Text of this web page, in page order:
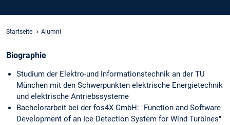
Startseite Alumni
Biographie
Studium der Elektro-und Informationstechnik an der TU
München mit den Schwerpunkten elektrische Energietechnik
und elektrische Antriebssysteme
Bachelorarbeit bei der fos4X GmbH: "Function and Software
Development of an Ice Detection System for Wind Turbines"